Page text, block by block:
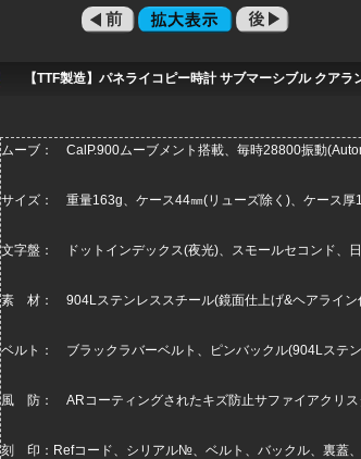
【TTF製造】パネライコピー時計 サブマーシブル クア
ムーブ： CalP.900ムーブメント搭載、毎時28800振動
サイズ： 重量163g、ケース44㎜(リューズ除く)、ケース厚
文字盤： ドットインデックス(夜光)、スモールセコンド、
素 材： 904Lステンレススチール(鏡面仕上げ&ヘアライン
ベルト： ブラックラバーベルト、ピンバックル(904Lステ
風 防： ARコーティングされたキズ防止サファイアクリス
刻 印：Refコード、シリアル№、ベルト、バックル、裏蓋